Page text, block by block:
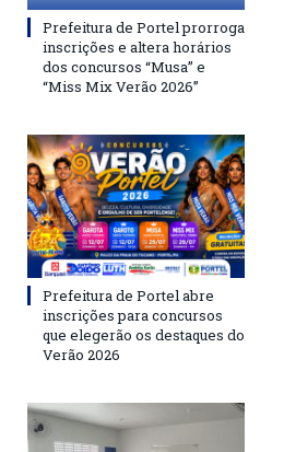
Prefeitura de Portel prorroga
inscrições e altera horários
dos concursos “Musa” e
“Miss Mix Verão 2026”
Prefeitura de Portel abre
inscrições para concursos
que elegerão os destaques do
Verão 2026